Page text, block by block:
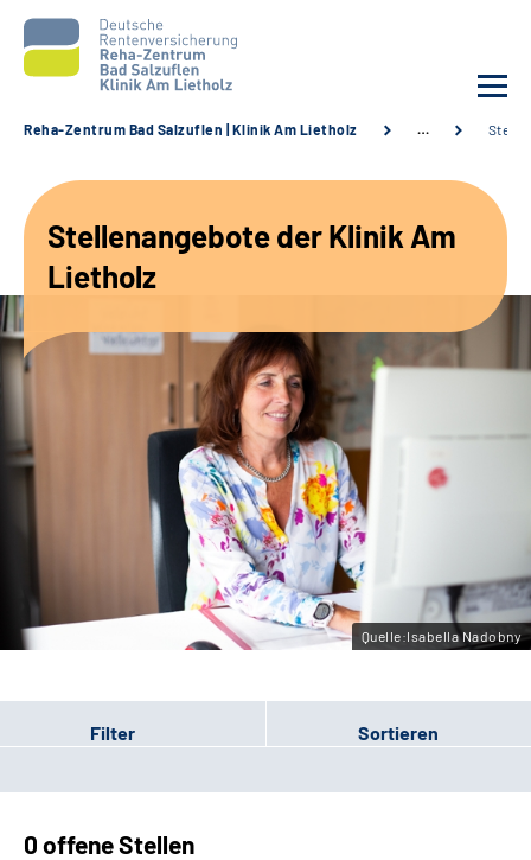
Unsere Angebote
Karriere
Sozialdienste & Zuweisende
Leichte Sprache
Gebärdensprache
Reha-Zentrum Bad Salzuflen | Klinik Am Lietholz …
Stellenangebote der Klinik Am
Lietholz
Quelle:Isabella Nadobny
Filter Sortieren
0 offene Stellen